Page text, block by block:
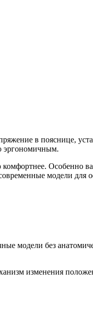
в пояснице,
эргономичным.
комфортнее. Особенно
модели для
модели без
изменения